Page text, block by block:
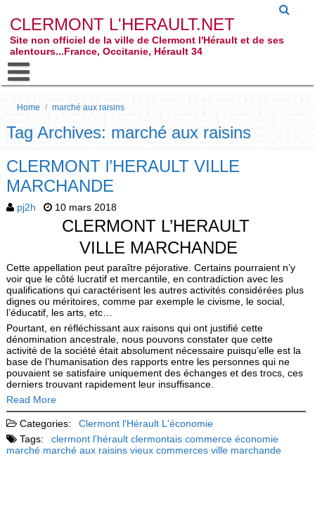
CLERMONT L'HERAULT.NET
Site non officiel de la ville de Clermont l'Hérault et de ses
alentours...France, Occitanie, Hérault 34
Home / marché aux raisins
Tag Archives: marché aux raisins
CLERMONT l’HERAULT VILLE
MARCHANDE
pj2h 10 mars 2018
CLERMONT L’HERAULT
VILLE MARCHANDE
Cette appellation peut paraître péjorative. Certains pourraient n’y
voir que le côté lucratif et mercantile, en contradiction avec les
qualifications qui caractérisent les autres activités considérées plus
dignes ou méritoires, comme par exemple le civisme, le social,
l’éducatif, les arts, etc…
Pourtant, en réfléchissant aux raisons qui ont justifié cette
dénomination ancestrale, nous pouvons constater que cette
activité de la société était absolument nécessaire puis­qu’elle est la
base de l’humanisation des rapports entre les personnes qui ne
pouvaient se satisfaire uniquement des échanges et des trocs, ces
derniers trouvant rapidement leur insuffisance.
Read More
Categories: Clermont l'Hérault L'économie
Tags:
clermont l'hérault clermontais commerce économie
marché marché aux raisins vieux commerces ville marchande